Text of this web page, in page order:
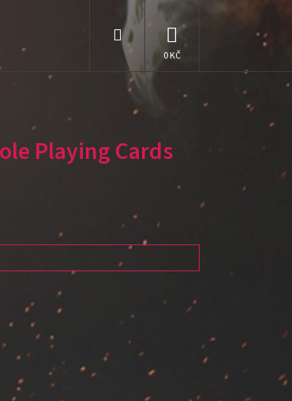
Hledat NÁKUPNÍ
KOŠÍK
Playing Cards